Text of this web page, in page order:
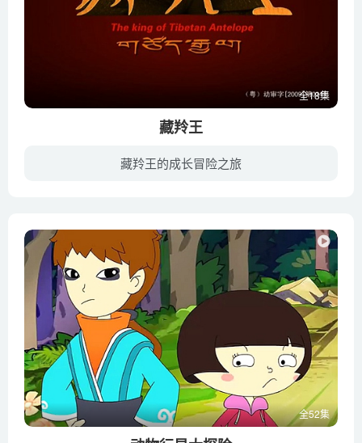
全18集
藏羚王
藏羚王的成长冒险之旅
全52集